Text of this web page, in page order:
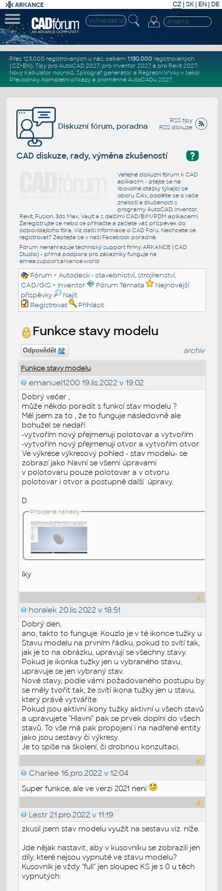
CZ | SK| EN | DE
Přes 123.000 registrovaných u nás, celkem 1.130.000registrovaných
(CZ+EN). Tipy pro AutoCAD 2027, pro Inventor 2027a pro Revit 2027.
Nový Kalkulátor nosníků, Spirograf generátor a Regresní křivkyv sekci
Převodníky. Kompletní příkazya proměnné AutoCADu 2027.
RSS tipy
RSS diskuze
Diskuzní fórum, poradna
?
CAD diskuze, rady, výměna zkušeností
Veřejné diskuzní fórum k CAD
aplikacím - ptejte se na
libovolné otázky týkající se
oboru CAx, podělte se o vaše
znalosti a zkušenosti s
programy AutoCAD, Inventor,
Revit, Fusion, 3ds Max, Vault a s dalšími CAD/BIM/PDM aplikacemi.
Zaregistrujte se nebo se přihlašte a zašlete váš příspěvek do
odpovídajícího fóra. Viz další informace o CAD Fóru. Nechcete se
registrovat? Zeptejte se v naší Facebook poradně.
Fórum nenahrazuje technický support firmy ARKANCE (CAD
Studio) - přímá podpora pro zákazníky funguje na
emea.support.arkance.world
Fórum >Autodesk - stavebnictví, strojírenství,
CAD/GIS > Inventor Fórum Témata
Nejnovější
příspěvky
Najít
Registrovat
Přihlásit
Funkce stavy modelu
Odpovědět archiv
Funkce stavy modelu
emanuel1200 19.lis.2022 v 19:02
Dobrý večer ,
může někdo poradit s funkcí stav modelu ?
Měl jsem za to , že to funguje následovně ale
bohužel se nedaří
-vytvořím nový přejmenuji polotovar a vytvořím
-vytvořím nový přejmenuji otvor a vytvořím otvor
Ve výkrese výkresový pohled - stav modelu- se
zobrazí jako hlavní se všemi úpravami
v polotovaru pouze polotovar a v otvoru
polotovar i otvor a postupně další úpravy.
D
Připojené náhledy
íky
horalek 20.lis.2022 v 18:51
Dobrý den,
ano, takto to funguje. Kouzlo je v té ikonce tužky u
Stavu modelu na prvním řádku, pokud to svítí tak,
jak je to na obrázku, upravují se všechny stavy.
Pokud je ikonka tužky jen u vybraného stavu,
upravuje se jen vybraný stav.
Nové stavy, podle vámi požadovaného postupu by
se měly tvořit tak, že svítí ikona tužky jen u stavu,
který právě vytváříte.
Pokud jsou aktivní ikony tužky aktivní u všech stavů
a upravujete "Hlavní" pak se prvek doplní do všech
stavů. To vše má pak propojení i na nadřené entity
jako jsou sestavy či výkresy.
Je to spíše na školení, či drobnou konzultaci.
Charlee 16.pro.2022 v 12:04
Super funkce, ale ve verzi 2021 není
Lestr 21.pro.2022 v 11:19
zkusil jsem stav modelu využít na sestavu viz. níže.
Jde nějak nastavit, aby v kusovníku se zobrazili jen
díly, které nejsou vypnuté ve stavu modelu?
Kusovník je vždy "full" jen sloupec KS je s 0 u těch
vypnutých: